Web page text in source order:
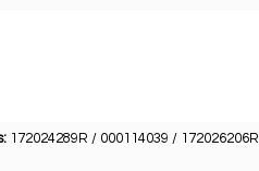
172024289R / 000114039 / 172026206R